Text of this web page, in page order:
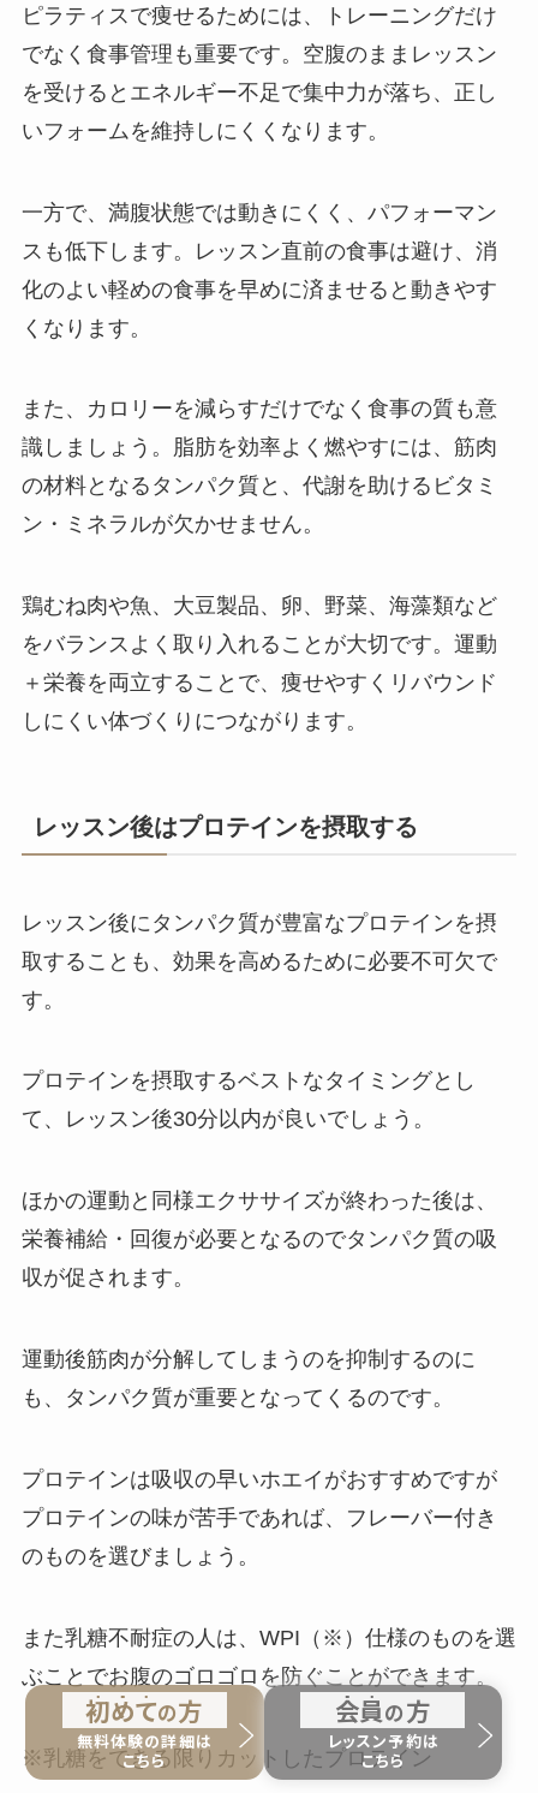
ピラティスで痩せるためには、トレーニングだけ
でなく食事管理も重要です。空腹のままレッスン
を受けるとエネルギー不足で集中力が落ち、正し
いフォームを維持しにくくなります。
一方で、満腹状態では動きにくく、パフォーマン
スも低下します。レッスン直前の食事は避け、消
化のよい軽めの食事を早めに済ませると動きやす
くなります。
また、カロリーを減らすだけでなく食事の質も意
識しましょう。脂肪を効率よく燃やすには、筋肉
の材料となるタンパク質と、代謝を助けるビタミ
ン・ミネラルが欠かせません。
鶏むね肉や魚、大豆製品、卵、野菜、海藻類など
をバランスよく取り入れることが大切です。運動
＋栄養を両立することで、痩せやすくリバウンド
しにくい体づくりにつながります。
レッスン後はプロテインを摂取する
レッスン後にタンパク質が豊富なプロテインを摂
取することも、効果を高めるために必要不可欠で
す。
プロテインを摂取するベストなタイミングとし
て、レッスン後30分以内が良いでしょう。
ほかの運動と同様エクササイズが終わった後は、
栄養補給・回復が必要となるのでタンパク質の吸
収が促されます。
運動後筋肉が分解してしまうのを抑制するのに
も、タンパク質が重要となってくるのです。
プロテインは吸収の早いホエイがおすすめですが
プロテインの味が苦手であれば、フレーバー付き
のものを選びましょう。
また乳糖不耐症の人は、WPI（※）仕様のものを選
ぶことでお腹のゴロゴロを防ぐことができます。
※乳糖をできる限りカットしたプロテイン
初めての方
無料体験の詳細は
こちら
会員の方
レッスン予約は
こちら